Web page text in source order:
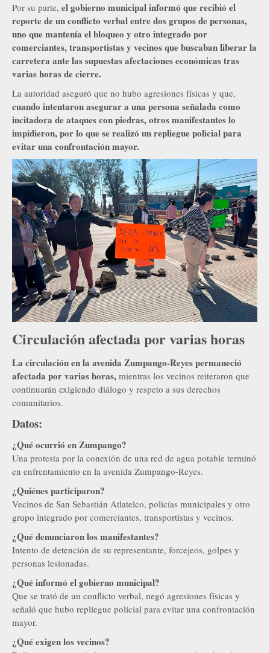
Por su parte, el gobierno municipal informó que recibió el
reporte de un conflicto verbal entre dos grupos de personas,
uno que mantenía el bloqueo y otro integrado por
comerciantes, transportistas y vecinos que buscaban liberar la
carretera ante las supuestas afectaciones económicas tras
varias horas de cierre.
La autoridad aseguró que no hubo agresiones físicas y que,
cuando intentaron asegurar a una persona señalada como
incitadora de ataques con piedras, otros manifestantes lo
impidieron, por lo que se realizó un repliegue policial para
evitar una confrontación mayor.
Circulación afectada por varias horas
La circulación en la avenida Zumpango-Reyes permaneció
afectada por varias horas, mientras los vecinos reiteraron que
continuarán exigiendo diálogo y respeto a sus derechos
comunitarios.
Datos:
¿Qué ocurrió en Zumpango?
Una protesta por la conexión de una red de agua potable terminó
en enfrentamiento en la avenida Zumpango-Reyes.
¿Quiénes participaron?
Vecinos de San Sebastián Atlatelco, policías municipales y otro
grupo integrado por comerciantes, transportistas y vecinos.
¿Qué denunciaron los manifestantes?
Intento de detención de su representante, forcejeos, golpes y
personas lesionadas.
¿Qué informó el gobierno municipal?
Que se trató de un conflicto verbal, negó agresiones físicas y
señaló que hubo repliegue policial para evitar una confrontación
mayor.
¿Qué exigen los vecinos?